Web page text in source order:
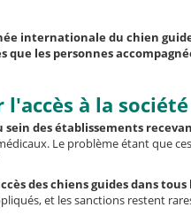
internationale du chien
les personnes
à la société
sein des établissements
Le problème étant que
des chiens guides dans
et les sanctions restent